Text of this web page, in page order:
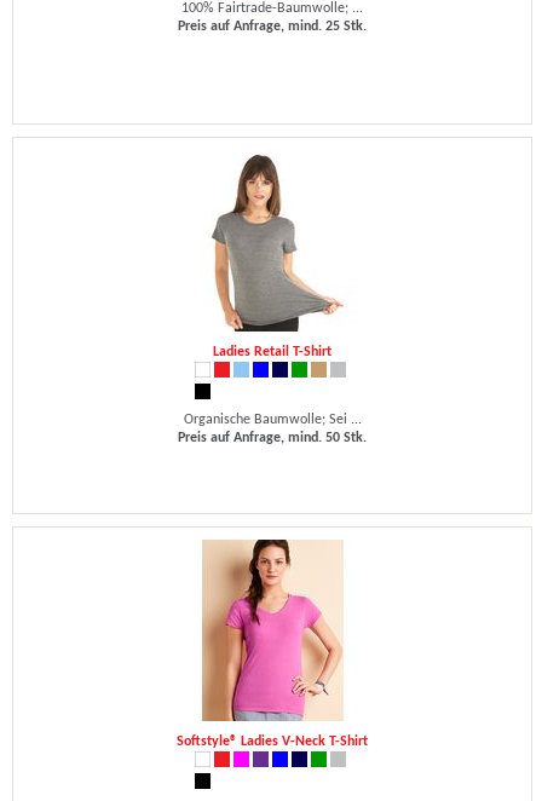
100% Fairtrade-Baumwolle; ...
Preis auf Anfrage, mind. 25 Stk.
Ladies Retail T-Shirt
Organische Baumwolle; Sei ...
Preis auf Anfrage, mind. 50 Stk.
Softstyle® Ladies V-Neck T-Shirt